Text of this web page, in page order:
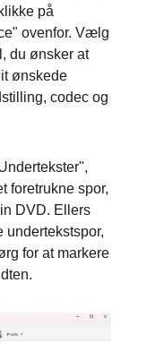
på
ovenfor. Vælg
du ønsker at
ønskede
codec og
foretrukne spor,
DVD. Ellers
undertekstspor,
for at markere